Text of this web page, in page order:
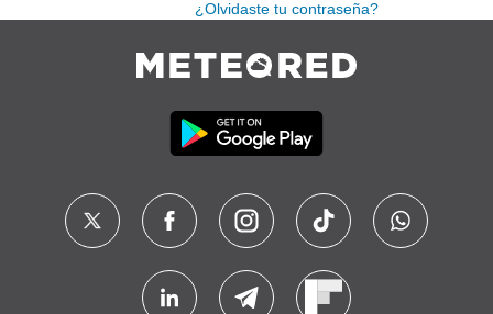
¿Olvidaste tu contraseña?